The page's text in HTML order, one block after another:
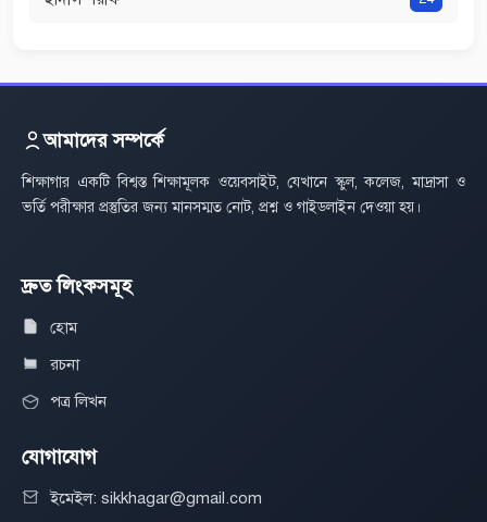
আমাদের সম্পর্কে
শিক্ষাগার একটি বিশ্বস্ত শিক্ষামূলক ওয়েবসাইট, যেখানে স্কুল, কলেজ, মাদ্রাসা ও
ভর্তি পরীক্ষার প্রস্তুতির জন্য মানসম্মত নোট, প্রশ্ন ও গাইডলাইন দেওয়া হয়।
দ্রুত লিংকসমূহ
হোম
রচনা
পত্র লিখন
যোগাযোগ
ইমেইল: sikkhagar@gmail.com